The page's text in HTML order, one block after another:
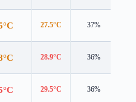
27.5°C 37%
28.9°C 36%
29.5°C 36%